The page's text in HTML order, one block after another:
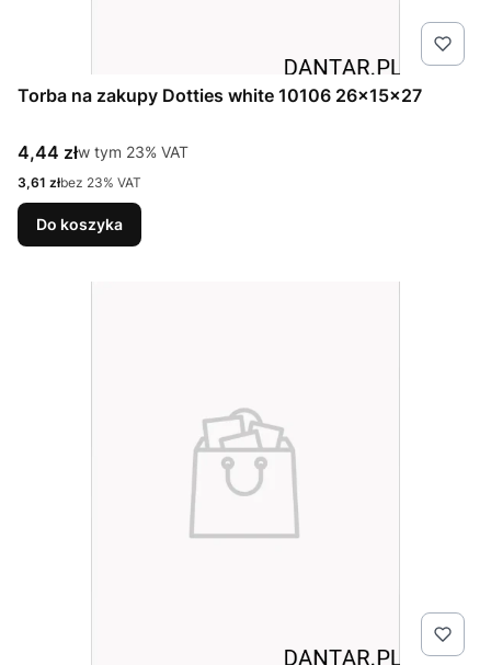
Torba na zakupy Dotties white 10106 26x15x27
Cena brutto
4,44 złw tym %s VAT
w tym 23% VAT
Cena netto
3,61 złbez 23% VAT
Do koszyka